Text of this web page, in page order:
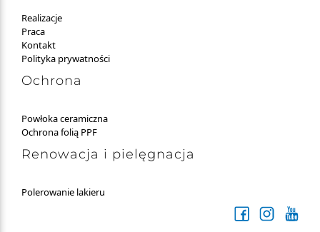
Realizacje
Praca
Kontakt
Polityka prywatności
Ochrona
Powłoka ceramiczna
Ochrona folią PPF
Renowacja i pielęgnacja
Polerowanie lakieru